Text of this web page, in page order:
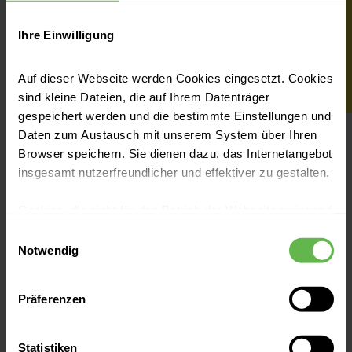
Ihre Einwilligung
Auf dieser Webseite werden Cookies eingesetzt. Cookies
sind kleine Dateien, die auf Ihrem Datenträger
gespeichert werden und die bestimmte Einstellungen und
Daten zum Austausch mit unserem System über Ihren
Browser speichern. Sie dienen dazu, das Internetangebot
insgesamt nutzerfreundlicher und effektiver zu gestalten.
eingesetzt werden.
Es steht Ihnen frei, unsere Seite mit nur den notwendigen
Cookies zu benutzen, eine individuelle Auswahl
oder durch Auswahl von „Alle Cookies akzeptieren“ in die
Notwendig
Präferenzen
Statistiken
Helios Klinik Schleswig
24837 Schleswig